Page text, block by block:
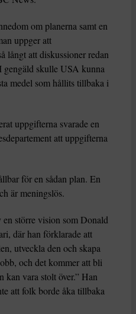
om planerna samt en
uppger att
långt att diskussioner redan
skulle USA kunna
medel som hållits tillbaka i
uppgifterna svarade en
att uppgifterna
för en sådan plan. En
är meningslös.
större vision som Donald
där han förklarade att
utveckla den och skapa
och det kommer att bli
kan vara stolt över.” Han
att folk borde åka tillbaka